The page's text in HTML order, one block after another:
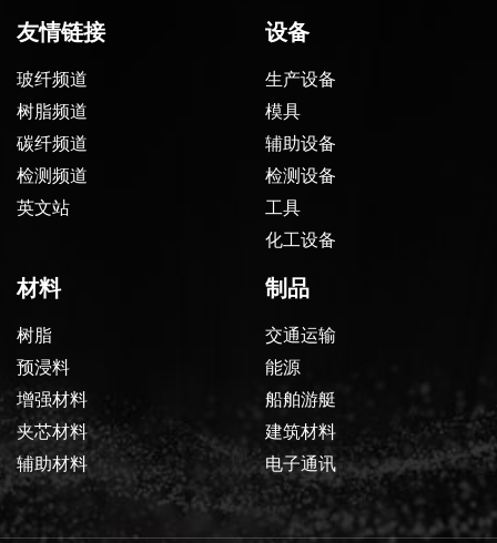
友情链接
玻纤频道
树脂频道
碳纤频道
检测频道
英文站
设备
生产设备
模具
辅助设备
检测设备
工具
化工设备
材料
树脂
预浸料
增强材料
夹芯材料
辅助材料
制品
交通运输
能源
船舶游艇
建筑材料
电子通讯